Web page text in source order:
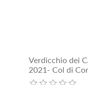
Verdicchio dei
2021- Col di